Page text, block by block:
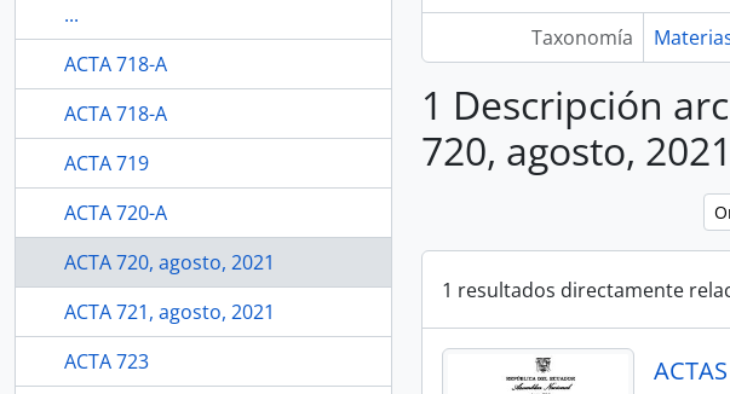
...
ACTA 718-A
ACTA 718-A
ACTA 719
ACTA 720-A
ACTA 720, agosto, 2021
ACTA 721, agosto, 2021
ACTA 723
Taxonomía
1 Descripción
720, agosto, 2021
1 resultados directamente